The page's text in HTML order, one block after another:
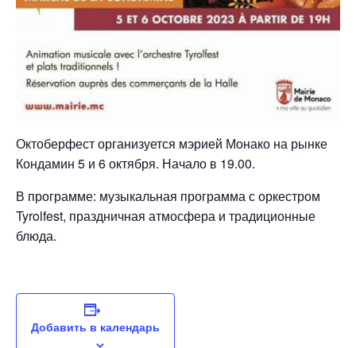
Октоберфест организуется мэрией Монако на рынке
Кондамин 5 и 6 октября. Начало в 19.00.
В программе: музыкальная программа с оркестром
Tyrolfest, праздничная атмосфера и традиционные
блюда.
Добавить в календарь